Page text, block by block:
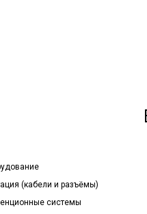
(кабели и разъёмы)
системы